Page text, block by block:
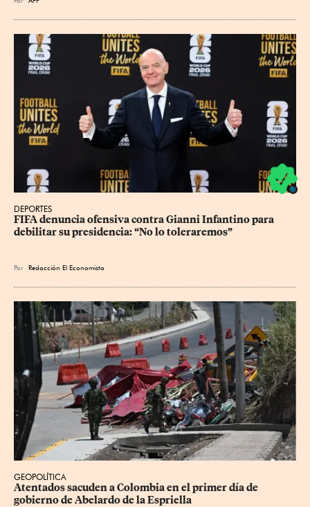
DEPORTES
FIFA denuncia ofensiva contra Gianni Infantino para
debilitar su presidencia: “No lo toleraremos”
Por Redacción El Economista
GEOPOLÍTICA
Atentados sacuden a Colombia en el primer día de
gobierno de Abelardo de la Espriella